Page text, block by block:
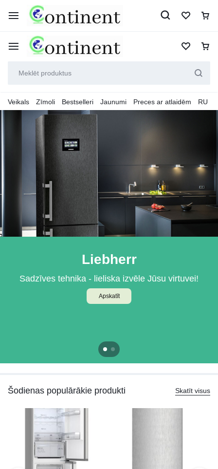
Veikals Zīmoli Bestselleri Jaunumi Preces ar atlaidēm RU
Liebherr
Sadzīves tehnika - lieliska izvēle Jūsu virtuvei!
Apskatīt
BOSCH
Iebūvējamā tehnika Jūsu virtuvei
Apskatīt
Šodienas populārākie produkti Skatīt visus